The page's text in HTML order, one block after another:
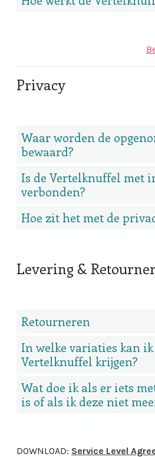
Privacy
Waar worden de
bewaard?
Is de Vertelknuffel met
verbonden?
Hoe zit het met de
Levering &
Retourneren
In welke variaties kan ik
Vertelknuffel krijgen?
Wat doe ik als er iets
is of als ik deze niet
DOWNLOAD: Service Level